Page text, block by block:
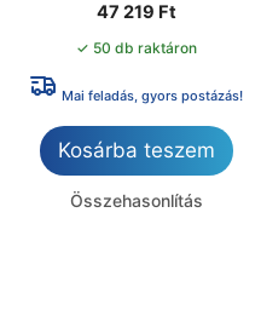
47 219 Ft
✓ 50 db raktáron
Mai feladás, gyors postázás!
Kosárba teszem
Összehasonlítás